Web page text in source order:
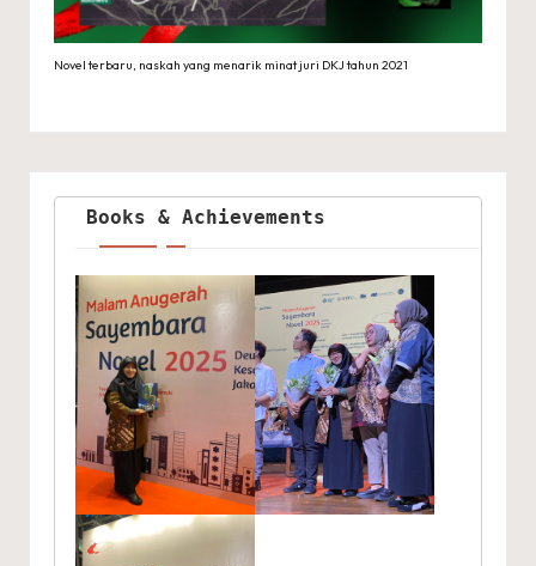
Novel terbaru, naskah yang menarik minat juri DKJ tahun 2021
Books & Achievements